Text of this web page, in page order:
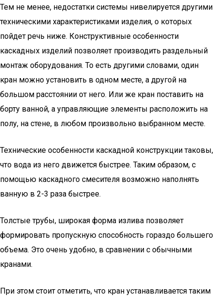
Тем не менее, недостатки системы нивелируется другими
техническими характеристиками изделия, о которых
пойдет речь ниже. Конструктивные особенности
каскадных изделий позволяет производить раздельный
монтаж оборудования. То есть другими словами, один
кран можно установить в одном месте, а другой на
большом расстоянии от него. Или же кран поставить на
борту ванной, а управляющие элементы расположить на
полу, на стене, в любом произвольно выбранном месте.
Технические особенности каскадной конструкции таковы,
что вода из него движется быстрее. Таким образом, с
помощью каскадного смесителя возможно наполнять
ванную в 2-3 раза быстрее.
Толстые трубы, широкая форма излива позволяет
формировать пропускную способность гораздо большего
объема. Это очень удобно, в сравнении с обычными
кранами.
При этом стоит отметить, что кран устанавливается таким